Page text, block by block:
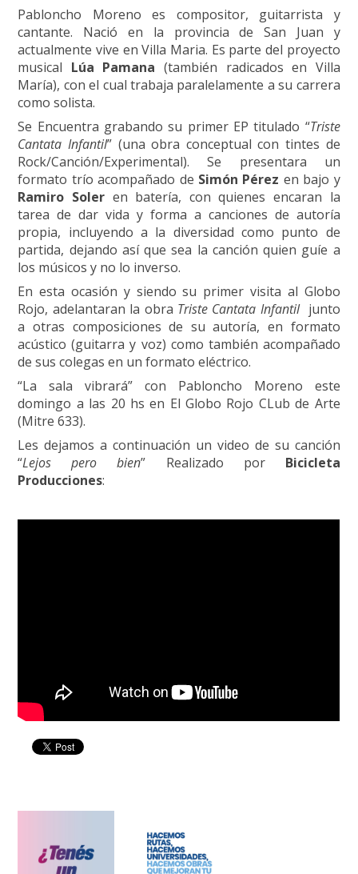
Pabloncho Moreno es compositor, guitarrista y
cantante. Nació en la provincia de San Juan y
actualmente vive en Villa Maria. Es parte del proyecto
musical Lúa Pamana (también radicados en Villa
María), con el cual trabaja paralelamente a su carrera
como solista.
Se Encuentra grabando su primer EP titulado “Triste
Cantata Infantil” (una obra conceptual con tintes de
Rock/Canción/Experimental). Se presentara un
formato trío acompañado de Simón Pérez en bajo y
Ramiro Soler en batería, con quienes encaran la
tarea de dar vida y forma a canciones de autoría
propia, incluyendo a la diversidad como punto de
partida, dejando así que sea la canción quien guíe a
los músicos y no lo inverso.
En esta ocasión y siendo su primer visita al Globo
Rojo, adelantaran la obra Triste Cantata Infantiljunto
a otras composiciones de su autoría, en formato
acústico (guitarra y voz) como también acompañado
de sus colegas en un formato eléctrico.
“La sala vibrará” con Pabloncho Moreno este
domingo a las 20 hs en El Globo Rojo CLub de Arte
(Mitre 633).
Les dejamos a continuación un video de su canción
“Lejos pero bien” Realizado por Bicicleta
Producciones: